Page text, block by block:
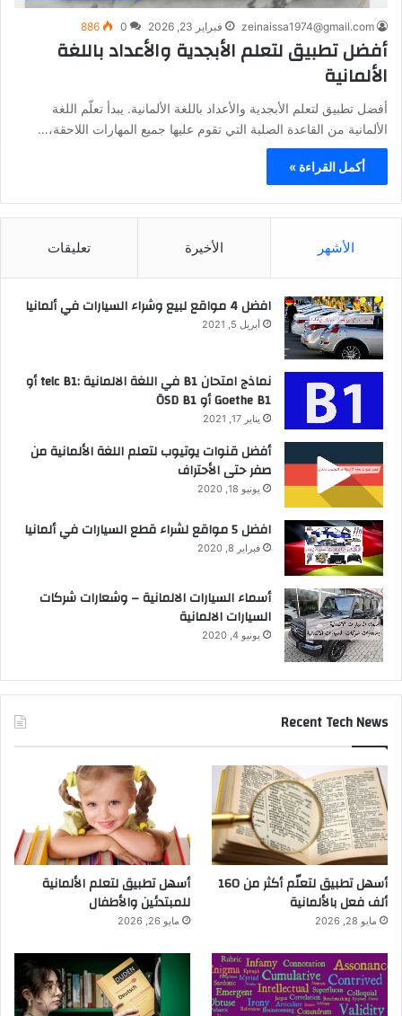
zeinaissa1974@gmail.com فبراير 23, 2026 0
886
أفضل تطبيق لتعلم الأبجدية والأعداد باللغة
الألمانية
أفضل تطبيق لتعلم الأبجدية والأعداد باللغة الألمانية. يبدأ تعلّم اللغة
الألمانية من القاعدة الصلبة التي تقوم عليها جميع المهارات اللاحقة،…
أكمل القراءة »
الأشهر الأخيرة تعليقات
افضل 4 مواقع لبيع وشراء السيارات في ألمانيا
أبريل 5, 2021
نماذج امتحان B1 في اللغة الالمانية :telc B1 أو
Goethe B1 أو ÖSD B1
يناير 17, 2021
أفضل قنوات يوتيوب لتعلم اللغة الألمانية من
صفر حتى الأحتراف
يونيو 18, 2020
افضل 5 مواقع لشراء قطع السيارات في ألمانيا
فبراير 8, 2020
أسماء السيارات الالمانية – وشعارات شركات
السيارات الالمانية
يونيو 4, 2020
Recent Tech News
أسهل تطبيق لتعلّم أكثر من 160
ألف فعل بالألمانية
مايو 28, 2026
أسهل تطبيق لتعلم الألمانية
للمبتدئين والأطفال
مايو 26, 2026